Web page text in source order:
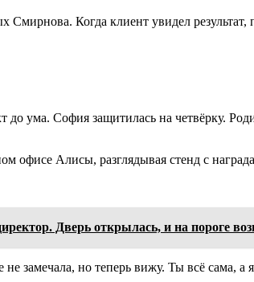
Смирнова. Когда клиент увидел
до ума. София защитилась на четвёрку.
офисе Алисы, разглядывая стенд с
Дверь открылась, и на пороге
но теперь вижу. Ты всё сама, а